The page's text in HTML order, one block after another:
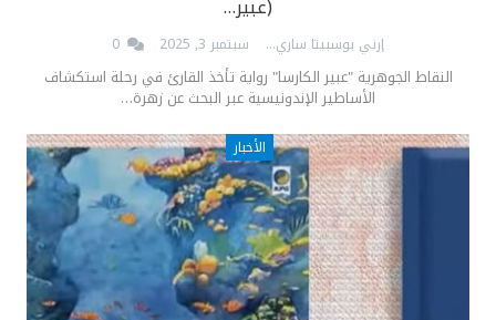
(عبير…
إرني بوسبيتا ساري سبتمبر 3, 2025
النقاط الجوهرية "عبير الكارسا" رواية تأخذ القارئ في رحلة استكشاف
الأساطير الإندونيسية عبر البحث عن زهرة…
الأخبار